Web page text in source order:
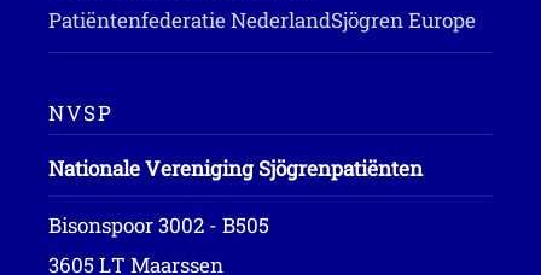
Patiëntenfederatie NederlandSjögren Europe
NVSP
Nationale Vereniging Sjögrenpatiënten
Bisonspoor 3002 - B505
3605 LT Maarssen